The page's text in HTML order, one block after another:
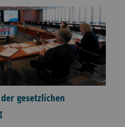
gesetzlichen